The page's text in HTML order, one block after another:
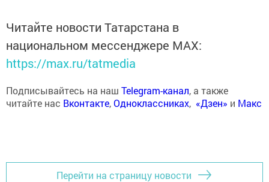
Читайте новости Татарстана в
национальном мессенджере MАХ:
https://max.ru/tatmedia
Подписывайтесь на наш Telegram-канал, а также
читайте нас Вконтакте,Одноклассниках, «Дзен» и Макс
Перейти на страницу новости